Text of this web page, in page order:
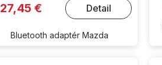
27,45 € Detail
Bluetooth adaptér Mazda